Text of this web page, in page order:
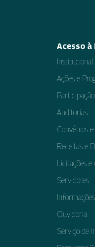
Acesso
Institucional
Ações e
Auditorias
Convênios
Receitas e
Licitações
Servidores
Ouvidoria
Serviço de